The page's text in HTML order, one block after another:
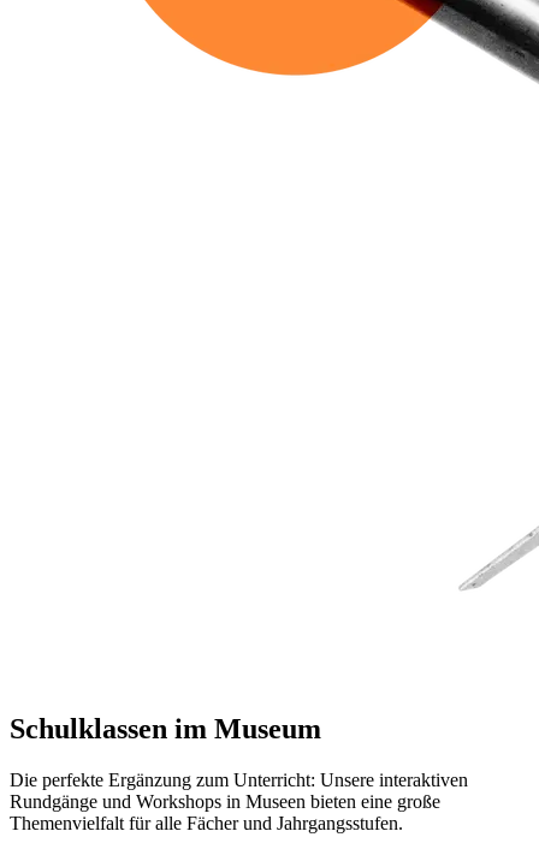
Schulklassen im Museum
Die perfekte Ergänzung zum Unterricht: Unsere interaktiven
Rundgänge und Workshops in Museen bieten eine große
Themenvielfalt für alle Fächer und Jahrgangsstufen.